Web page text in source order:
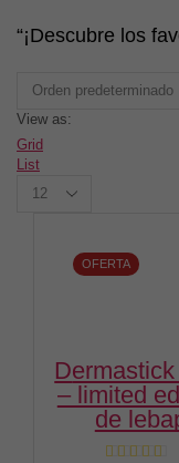
“¡Descubre los
View as:
Grid
List
per
OFERTA
dermastick gold
– limited
de